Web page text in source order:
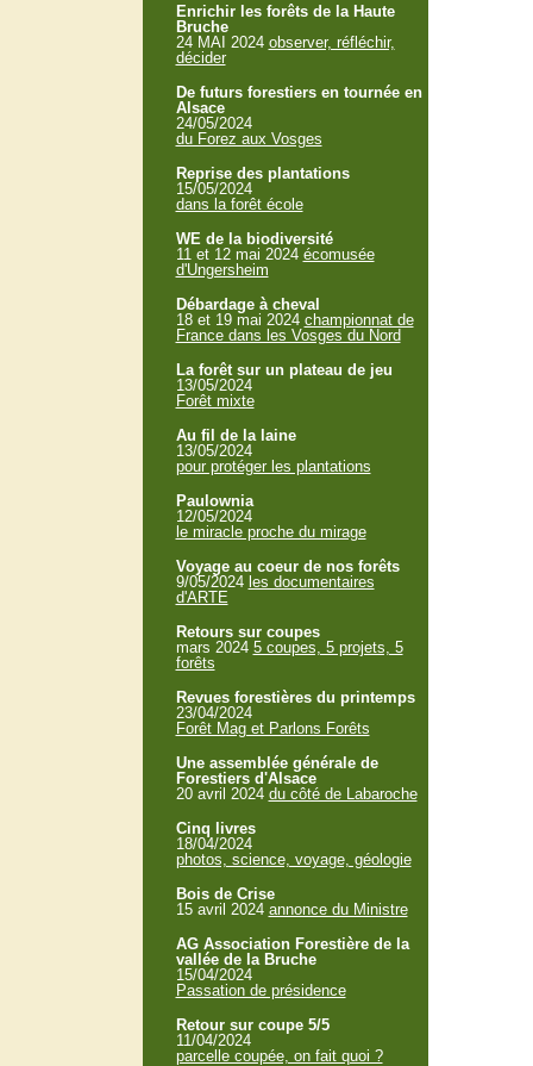
Enrichir les forêts de la Haute
Bruche
24 MAI 2024 observer, réfléchir,
décider
De futurs forestiers en tournée en
Alsace
24/05/2024
du Forez aux Vosges
Reprise des plantations
15/05/2024
dans la forêt école
WE de la biodiversité
11 et 12 mai 2024 écomusée
d'Ungersheim
Débardage à cheval
18 et 19 mai 2024 championnat de
France dans les Vosges du Nord
La forêt sur un plateau de jeu
13/05/2024
Forêt mixte
Au fil de la laine
13/05/2024
pour protéger les plantations
Paulownia
12/05/2024
le miracle proche du mirage
Voyage au coeur de nos forêts
9/05/2024 les documentaires
d'ARTE
Retours sur coupes
mars 2024 5 coupes, 5 projets, 5
forêts
Revues forestières du printemps
23/04/2024
Forêt Mag et Parlons Forêts
Une assemblée générale de
Forestiers d'Alsace
20 avril 2024 du côté de Labaroche
Cinq livres
18/04/2024
photos, science, voyage, géologie
Bois de Crise
15 avril 2024 annonce du Ministre
AG Association Forestière de la
vallée de la Bruche
15/04/2024
Passation de présidence
Retour sur coupe 5/5
11/04/2024
parcelle coupée, on fait quoi ?